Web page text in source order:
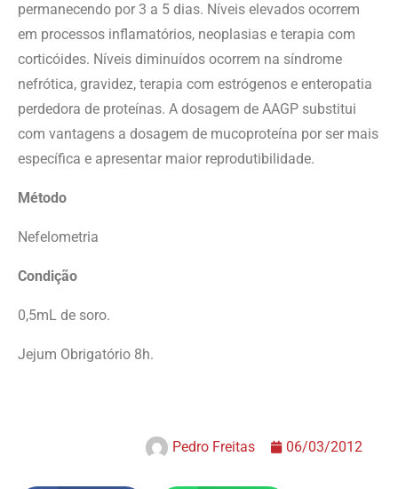
permanecendo por 3 a 5 dias. Níveis elevados ocorrem
em processos inflamatórios, neoplasias e terapia com
corticóides. Níveis diminuídos ocorrem na síndrome
nefrótica, gravidez, terapia com estrógenos e enteropatia
perdedora de proteínas. A dosagem de AAGP substitui
com vantagens a dosagem de mucoproteína por ser mais
específica e apresentar maior reprodutibilidade.
Método
Nefelometria
Condição
0,5mL de soro.
Jejum Obrigatório 8h.
Pedro Freitas 06/03/2012